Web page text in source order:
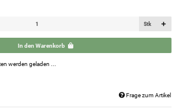
Stk
In den Warenkorb
werden geladen ...
Frage zum Artikel